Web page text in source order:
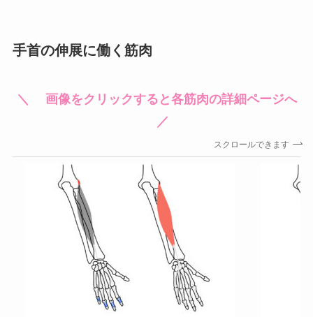
手首の伸展に働く筋肉
＼ 画像をクリックすると各筋肉の詳細ページへ
／
スクロールできます